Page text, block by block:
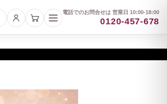
電話でのお問合せは 営業日 10:00-18:00
0120-457-678